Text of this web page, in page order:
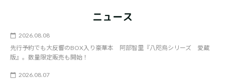
ニュース
2026.08.08
先行予約でも大反響のBOX入り豪華本 阿部智里『八咫烏シリーズ 愛蔵
版』。数量限定販売も開始！
2026.08.07